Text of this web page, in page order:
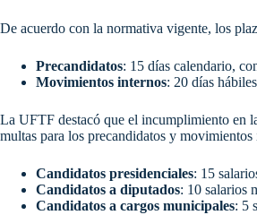
De acuerdo con la normativa vigente, los
Precandidatos: 15 días calendario,
Movimientos internos: 20 días
La UFTF destacó que el incumplimiento en
multas para los precandidatos y movimientos
Candidatos presidenciales: 15
Candidatos a diputados: 10 salarios
Candidatos a cargos municipales: 5